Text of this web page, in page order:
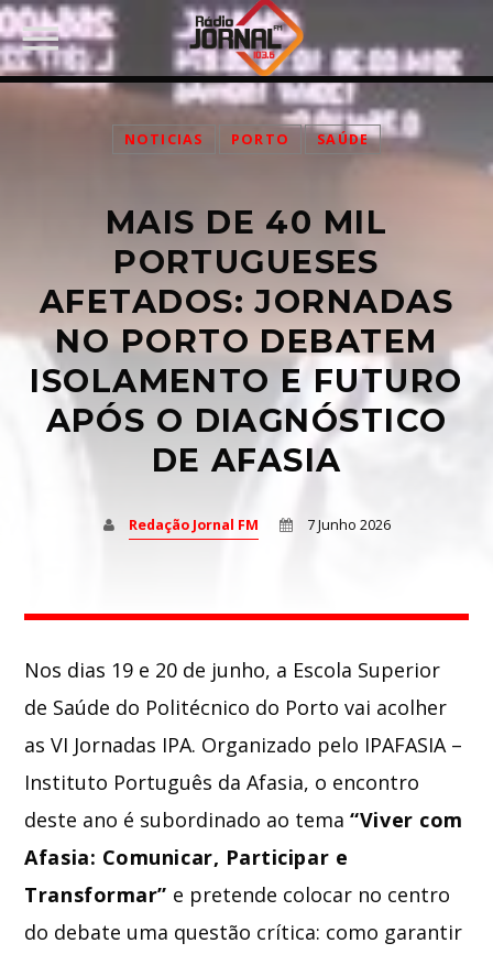
PARTILHAR:
Twitter
Facebook
Pinterest
NOTICIAS PORTO SAÚDE
MAIS DE 40 MIL
PORTUGUESES
AFETADOS: JORNADAS
NO PORTO DEBATEM
ISOLAMENTO E FUTURO
APÓS O DIAGNÓSTICO
DE AFASIA
Redação Jornal FM 7 Junho 2026
Nos dias 19 e 20 de junho, a Escola Superior
de Saúde do Politécnico do Porto vai acolher
as VI Jornadas IPA. Organizado pelo IPAFASIA –
Instituto Português da Afasia, o encontro
deste ano é subordinado ao tema“Viver com
Afasia: Comunicar, Participar e
Transformar” e pretende colocar no centro
do debate uma questão crítica: como garantir